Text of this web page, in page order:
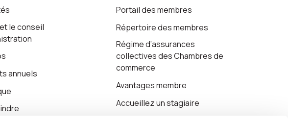
le conseil
annuels
Portail des membres
Répertoire des membres
Régime d’assurances
collectives des Chambres de
commerce
Avantages membre
Accueillez un stagiaire